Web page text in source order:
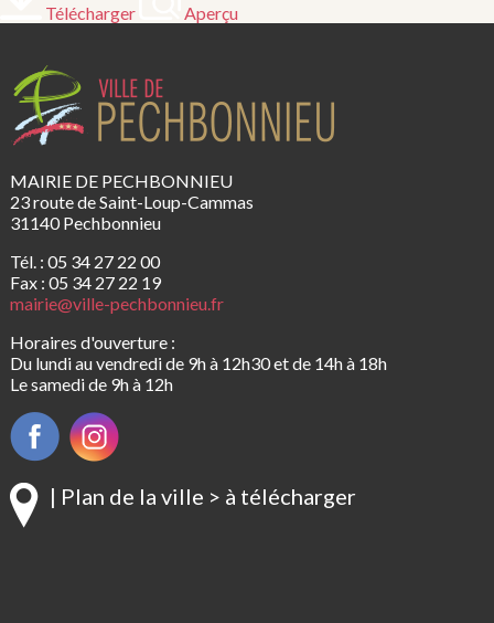
Télécharger Aperçu
MAIRIE DE PECHBONNIEU
23 route de Saint-Loup-Cammas
31140 Pechbonnieu
Tél. : 05 34 27 22 00
Fax : 05 34 27 22 19
mairie@ville-pechbonnieu.fr
Horaires d'ouverture :
Du lundi au vendredi de 9h à 12h30 et de 14h à 18h
Le samedi de 9h à 12h
| Plan de la ville > à télécharger